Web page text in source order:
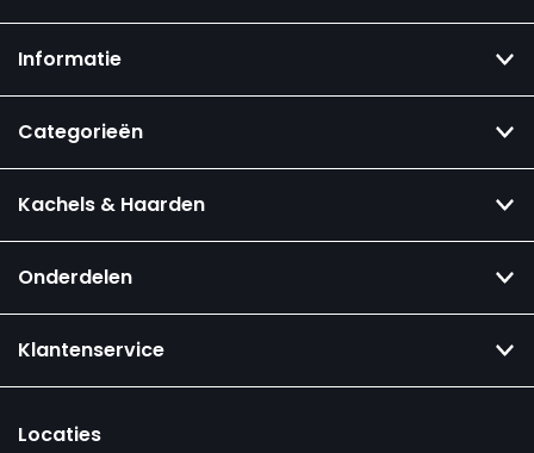
Informatie
Categorieën
Kachels & Haarden
Onderdelen
Klantenservice
Locaties